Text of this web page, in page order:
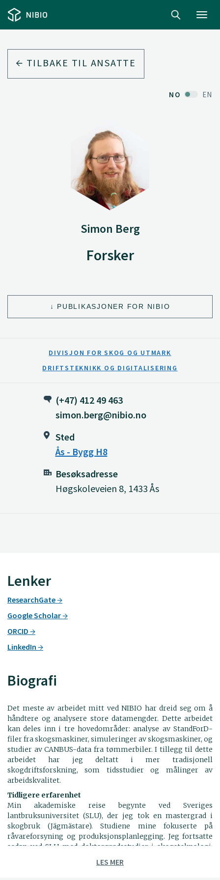
TILBAKE TIL ANSATTE
NO EN
Simon Berg
Forsker
PUBLIKASJONER FOR NIBIO
DIVISJON FOR SKOG OG UTMARK
DRIFTSTEKNIKK OG DIGITALISERING
(+47) 412 49 463
simon.berg@nibio.no
Sted
Ås - Bygg H8
Besøksadresse
Høgskoleveien 8, 1433 Ås
Lenker
ResearchGate
Google Scholar
ORCID
LinkedIn
Biografi
Det meste av arbeidet mitt ved NIBIO har dreid seg om å
håndtere og analysere store datamengder. Dette arbeidet
kan deles inn i tre hovedområder: analyse av StandForD-
filer fra skogsmaskiner, simuleringer av skogsmaskiner, og
studier av CANBUS-data fra tømmerbiler. I tillegg til dette
arbeidet har jeg deltatt i mer tradisjonell
skogdriftsforskning, som tidsstudier og målinger av
arbeidskvalitet.
Tidligere erfarenhet
Min akademiske reise begynte ved Sveriges
lantbruksuniversitet (SLU), der jeg tok en mastergrad i
skogbruk (Jägmästare). Studiene mine fokuserte på
råvareforsyning og produksjonsplanlegging. Jeg fortsatte
sedan ved SLU med doktorgradsstudier i skogsteknologi,
Harvesting with Low Ground Disturbance ". Etter
LES MER